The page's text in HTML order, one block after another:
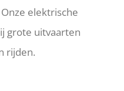
elektrische
grote uitvaarten
rijden.